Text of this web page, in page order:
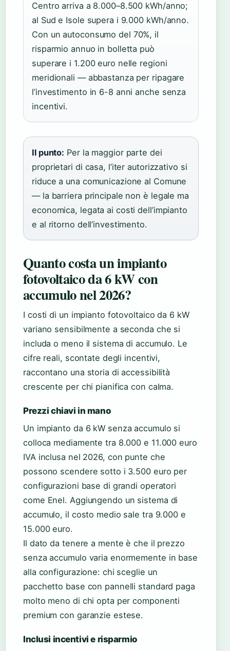
Centro arriva a 8.000–8.500 kWh/anno;
al Sud e Isole supera i 9.000 kWh/anno.
Con un autoconsumo del 70%, il
risparmio annuo in bolletta può
superare i 1.200 euro nelle regioni
meridionali — abbastanza per ripagare
l’investimento in 6-8 anni anche senza
incentivi.
Il punto: Per la maggior parte dei
proprietari di casa, l’iter autorizzativo si
riduce a una comunicazione al Comune
— la barriera principale non è legale ma
economica, legata ai costi dell’impianto
e al ritorno dell’investimento.
Quanto costa un impianto
fotovoltaico da 6 kW con
accumulo nel 2026?
I costi di un impianto fotovoltaico da 6 kW
variano sensibilmente a seconda che si
includa o meno il sistema di accumulo. Le
cifre reali, scontate degli incentivi,
raccontano una storia di accessibilità
crescente per chi pianifica con calma.
Prezzi chiavi in mano
Un impianto da 6 kW senza accumulo si
colloca mediamente tra 8.000 e 11.000 euro
IVA inclusa nel 2026, con punte che
possono scendere sotto i 3.500 euro per
configurazioni base di grandi operatori
come Enel. Aggiungendo un sistema di
accumulo, il costo medio sale tra 9.000 e
15.000 euro.
Il dato da tenere a mente è che il prezzo
senza accumulo varia enormemente in base
alla configurazione: chi sceglie un
pacchetto base con pannelli standard paga
molto meno di chi opta per componenti
premium con garanzie estese.
Inclusi incentivi e risparmio